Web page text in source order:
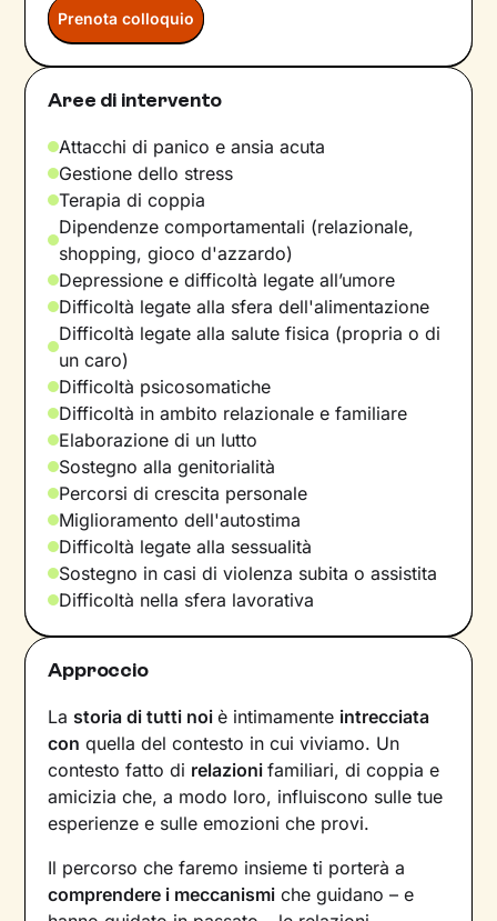
Prenota colloquio
Aree di intervento
Attacchi di panico e ansia acuta
Gestione dello stress
Terapia di coppia
Dipendenze comportamentali (relazionale,
shopping, gioco d'azzardo)
Depressione e difficoltà legate all’umore
Difficoltà legate alla sfera dell'alimentazione
Difficoltà legate alla salute fisica (propria o di
un caro)
Difficoltà psicosomatiche
Difficoltà in ambito relazionale e familiare
Elaborazione di un lutto
Sostegno alla genitorialità
Percorsi di crescita personale
Miglioramento dell'autostima
Difficoltà legate alla sessualità
Sostegno in casi di violenza subita o assistita
Difficoltà nella sfera lavorativa
Approccio
La storia di tutti noiè intimamente intrecciata
con quella del contesto in cui viviamo. Un
contesto fatto di relazionifamiliari, di coppia e
amicizia che, a modo loro, influiscono sulle tue
esperienze e sulle emozioni che provi.
Il percorso che faremo insieme ti porterà a
comprendere i meccanismi che guidano – e